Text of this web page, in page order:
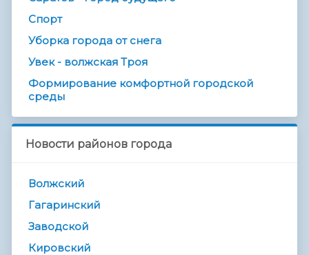
Спорт
Уборка города от снега
Увек - волжская Троя
Формирование комфортной городской
среды
Новости районов города
Волжский
Гагаринский
Заводской
Кировский